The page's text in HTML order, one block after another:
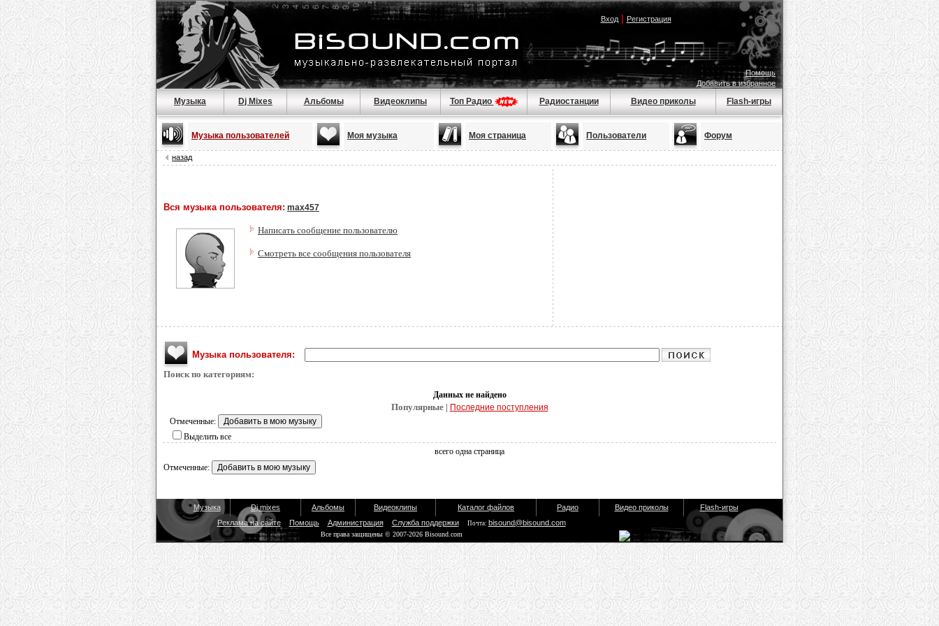
Вход| Регистрация
Помощь
Добавить в избранное
Музыка Dj Mixes Альбомы Видеоклипы Топ Радио Радиостанции Видео приколы Flash-игры
Музыка пользователей Моя музыка Моя страница Пользователи Форум
назад
Вся музыка пользователя: max457
Написать сообщение пользователю
Смотреть все сообщения пользователя
Музыка пользователя:
Поиск по категориям:
Данных не найдено
Популярные | Последние поступления
Отмеченные:
Выделить все
всего одна страница
Отмеченные:
Музыка Dj mixes Альбомы Видеоклипы Каталог файлов Радио Видео приколы
Flash-игры
Реклама на сайте
Помощь Администрация Служба поддержки Почта: bisound@bisound.com
Все права защищены © 2007-2026 Bisound.com